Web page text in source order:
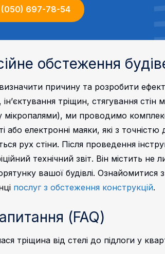
(050) 697-78-54
обстеження
причину та розробити
тріщин, стягування
мікропалями), ми проводимо
або електронні маяки, які з
рух стіни. Після проведення
технічний звіт. Він містить
вашої будівлі. Ознайомитися
послуг з обстеження конструкцій.
(FAQ)
тріщина від стелі до підлоги у